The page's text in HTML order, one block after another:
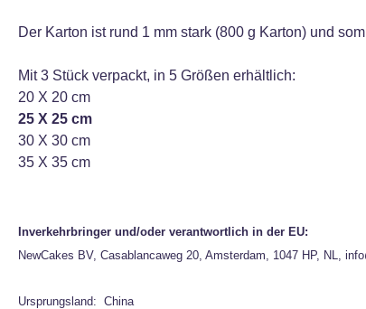
Der Karton ist rund 1 mm stark (800 g Karton) und
Mit 3 Stück verpackt, in 5 Größen erhältlich:
20 X 20 cm
25 X 25 cm
30 X 30 cm
35 X 35 cm
Inverkehrbringer und/oder verantwortlich in der EU:
NewCakes BV, Casablancaweg 20, Amsterdam, 1047 HP, NL,
Ursprungsland: China